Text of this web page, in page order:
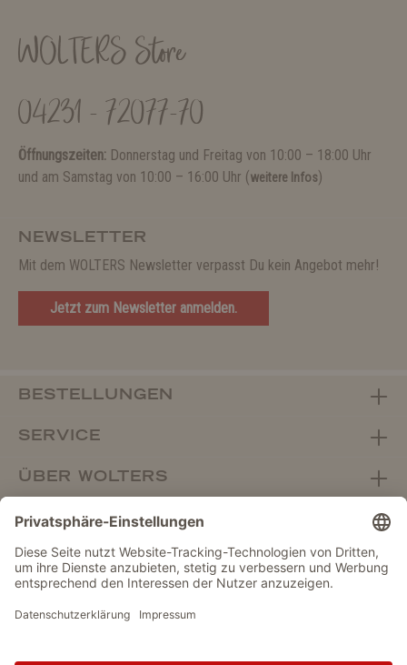
WOLTERS Store
04231 - 72077-70
Öffnungszeiten: Donnerstag und Freitag von 10:00 – 18:00 Uhr
und am Samstag von 10:00 – 16:00 Uhr (weitere Infos)
NEWSLETTER
Mit dem WOLTERS Newsletter verpasst Du kein Angebot mehr!
Jetzt zum Newsletter anmelden.
BESTELLUNGEN
SERVICE
ÜBER WOLTERS
FACHHANDEL
Vertrag widerrufen